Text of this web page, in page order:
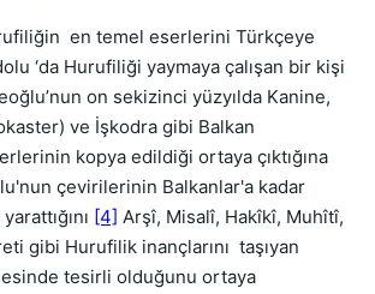
en temel eserlerini Türkçeye
‘da Hurufiliği yaymaya çalışan bir kişi
on sekizinci yüzyılda Kanine,
ve İşkodra gibi Balkan
kopya edildiği ortaya çıktığına
çevirilerinin Balkanlar'a kadar
[4] Arşî, Misalî, Hakîkî, Muhîtî,
gibi Hurufilik inançlarını taşıyan
tesirli olduğunu ortaya